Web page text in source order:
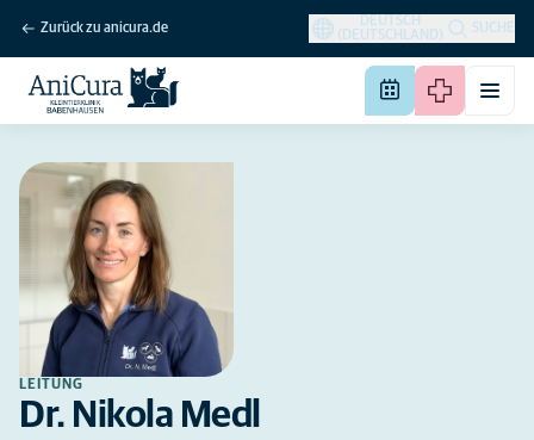
Zurück zu anicura.de
DEUTSCH
(DEUTSCHLAND)
SUCHE
LEITUNG
Dr. Nikola Medl